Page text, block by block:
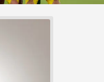
الاخبار